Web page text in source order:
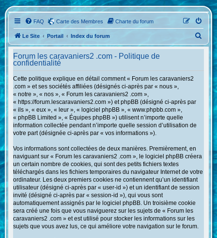
FAQ Carte des Membres Charte du forum
Le Site Portail Index du forum
e
h
Forum les caravaniers2 .com - Politique de
confidentialité
Cette politique explique en détail comment « Forum les caravaniers2
.com » et ses sociétés affiliées (désignés ci-après par « nous »,
« notre », « nos », « Forum les caravaniers2 .com »,
« https://forum.lescaravaniers2.com ») et phpBB (désigné ci-après par
« ils », « eux », « leur », « logiciel phpBB », « www.phpbb.com »,
« phpBB Limited », « Équipes phpBB ») utilisent n’importe quelle
information collectée pendant n’importe quelle session d’utilisation de
votre part (désignée ci-après par « vos informations »).
Vos informations sont collectées de deux manières. Premièrement, en
naviguant sur « Forum les caravaniers2 .com », le logiciel phpBB créera
un certain nombre de cookies, qui sont des petits fichiers textes
téléchargés dans les fichiers temporaires du navigateur Internet de votre
ordinateur. Les deux premiers cookies ne contiennent qu’un identifiant
utilisateur (désigné ci-après par « user-id ») et un identifiant de session
invité (désigné ci-après par « session-id »), qui vous sont
automatiquement assignés par le logiciel phpBB. Un troisième cookie
sera créé une fois que vous naviguerez sur les sujets de « Forum les
caravaniers2 .com » et est utilisé pour stocker les informations sur les
sujets que vous avez lus, ce qui améliore votre navigation sur le forum.